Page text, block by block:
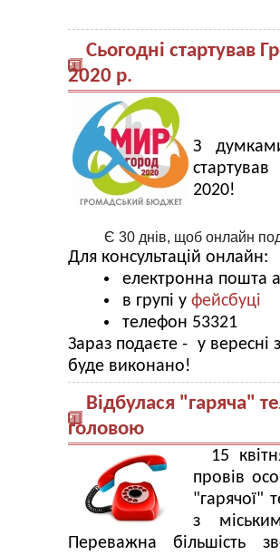
Сьогодні стартував
2020 р.
З
2020!
Є 30 днів, щоб онлайн
Для консультацій онлайн:
електронна пошта
в групі у фейсбуці
телефон 53321
Зараз подаєте - у вересні
буде виконано!
Відбулася "гаряча"
головою
15
провів
"гарячої"
з
Переважна більшість